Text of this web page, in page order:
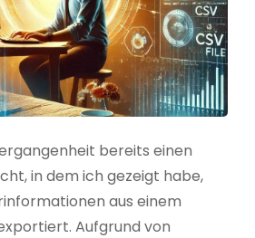
bereits einen
in dem ich gezeigt habe,
aus einem
Aufgrund von